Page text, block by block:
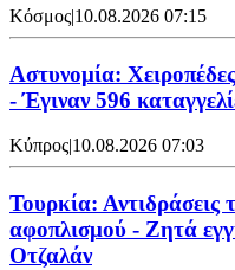
Κόσμος|10.08.2026 07:15
Αστυνομία:
- Έγιναν 596
Κύπρος|10.08.2026 07:03
Τουρκία: Αντιδράσεις
αφοπλισμού - Ζητά
Οτζαλάν